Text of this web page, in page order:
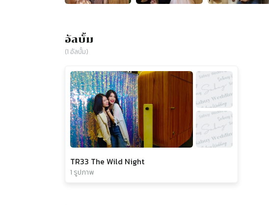
อัลบั้ม
(1 อัลบั้ม)
TR33 The Wild Night
1 รูปภาพ